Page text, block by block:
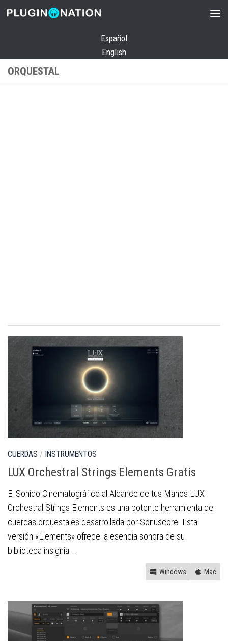
Saltar al contenido
Español
English
ORQUESTAL
CUERDAS / INSTRUMENTOS
LUX Orchestral Strings Elements Gratis
El Sonido Cinematográfico al Alcance de tus Manos LUX
Orchestral Strings Elements es una potente herramienta de
cuerdas orquestales desarrollada por Sonuscore. Esta
versión «Elements» ofrece la esencia sonora de su
biblioteca insignia...
Windows Mac